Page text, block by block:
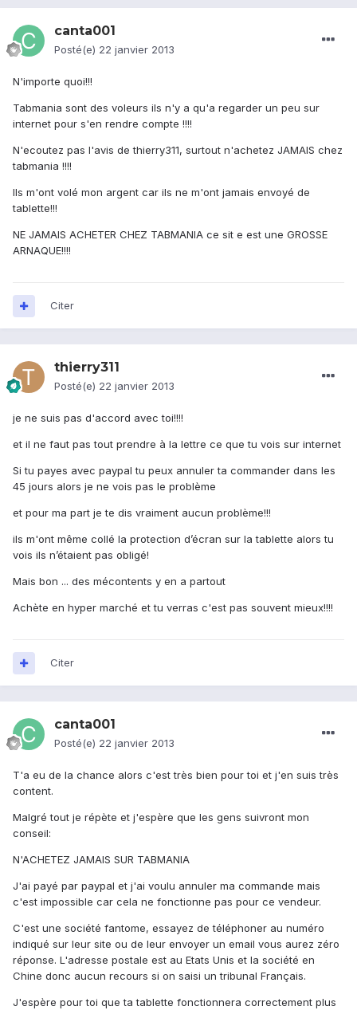
canta001
Posté(e) 22 janvier 2013
N'importe quoi!!!
Tabmania sont des voleurs ils n'y a qu'a regarder un peu sur
internet pour s'en rendre compte !!!!
N'ecoutez pas l'avis de thierry311, surtout n'achetez JAMAIS chez
tabmania !!!!
Ils m'ont volé mon argent car ils ne m'ont jamais envoyé de
tablette!!!
NE JAMAIS ACHETER CHEZ TABMANIA ce sit e est une GROSSE
ARNAQUE!!!!
Citer
thierry311
Posté(e) 22 janvier 2013
je ne suis pas d'accord avec toi!!!!
et il ne faut pas tout prendre à la lettre ce que tu vois sur internet
Si tu payes avec paypal tu peux annuler ta commander dans les
45 jours alors je ne vois pas le problème
et pour ma part je te dis vraiment aucun problème!!!
ils m'ont même collé la protection d’écran sur la tablette alors tu
vois ils n’étaient pas obligé!
Mais bon ... des mécontents y en a partout
Achète en hyper marché et tu verras c'est pas souvent mieux!!!!
Citer
canta001
Posté(e) 22 janvier 2013
T'a eu de la chance alors c'est très bien pour toi et j'en suis très
content.
Malgré tout je répète et j'espère que les gens suivront mon
conseil:
N'ACHETEZ JAMAIS SUR TABMANIA
J'ai payé par paypal et j'ai voulu annuler ma commande mais
c'est impossible car cela ne fonctionne pas pour ce vendeur.
C'est une société fantome, essayez de téléphoner au numéro
indiqué sur leur site ou de leur envoyer un email vous aurez zéro
réponse. L'adresse postale est au Etats Unis et la société en
Chine donc aucun recours si on saisi un tribunal Français.
J'espère pour toi que ta tablette fonctionnera correctement plus